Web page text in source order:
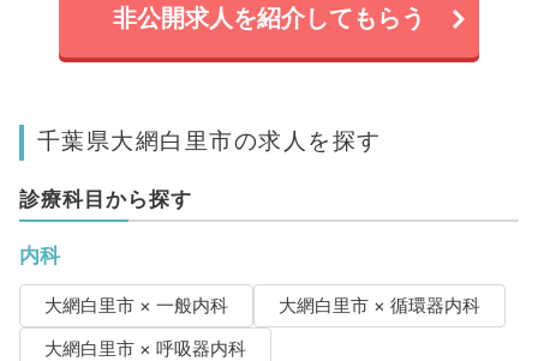
非公開求人を紹介してもらう
千葉県大網白里市の求人を探す
診療科目から探す
内科
大網白里市 × 一般内科
大網白里市 × 循環器内科
大網白里市 × 呼吸器内科